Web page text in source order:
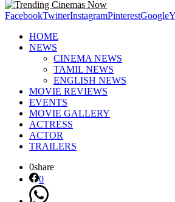
FacebookTwitterInstagramPinterestGoogle
HOME
NEWS
CINEMA NEWS
TAMIL NEWS
ENGLISH NEWS
MOVIE REVIEWS
EVENTS
MOVIE GALLERY
ACTRESS
ACTOR
TRAILERS
0share
0